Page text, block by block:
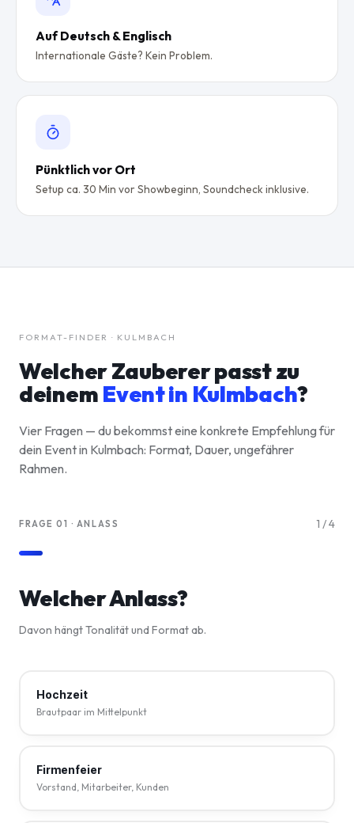
Auf Deutsch & Englisch
Internationale Gäste? Kein Problem.
Pünktlich vor Ort
Setup ca. 30 Min vor Showbeginn, Soundcheck inklusive.
FORMAT-FINDER · KULMBACH
Welcher Zauberer passt zu
deinem Event in Kulmbach?
Vier Fragen — du bekommst eine konkrete Empfehlung für
dein Event in Kulmbach: Format, Dauer, ungefährer
Rahmen.
FRAGE 01 · ANLASS 1 /4
Welcher Anlass?
Davon hängt Tonalität und Format ab.
Hochzeit
Brautpaar im Mittelpunkt
Firmenfeier
Vorstand, Mitarbeiter, Kunden